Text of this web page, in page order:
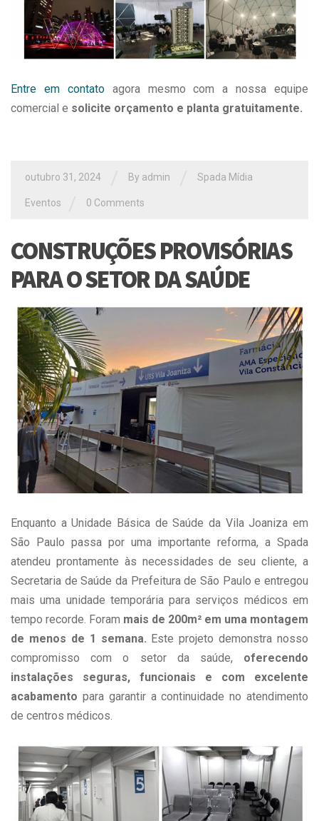
Entre em contatoagora mesmo com a nossa equipe
comercial e solicite orçamento e planta gratuitamente.
outubro 31, 2024 By admin Spada Mídia
Eventos 0 Comments
CONSTRUÇÕES PROVISÓRIAS
PARA O SETOR DA SAÚDE
Enquanto a Unidade Básica de Saúde da Vila Joaniza em
São Paulo passa por uma importante reforma, a Spada
atendeu prontamente às necessidades de seu cliente, a
Secretaria de Saúde da Prefeitura de São Paulo e entregou
mais uma unidade temporária para serviços médicos em
tempo recorde. Foram mais de 200m² em uma montagem
de menos de 1 semana. Este projeto demonstra nosso
compromisso com o setor da saúde, oferecendo
instalações seguras, funcionais e com excelente
acabamento para garantir a continuidade no atendimento
de centros médicos.